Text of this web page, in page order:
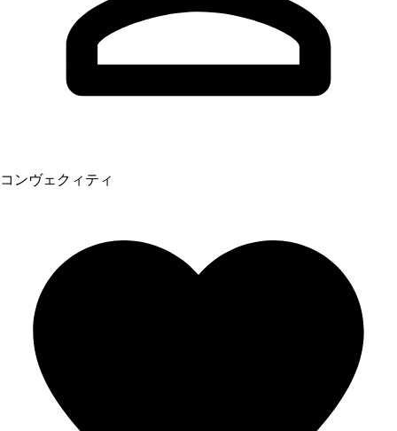
コンヴェクィティ